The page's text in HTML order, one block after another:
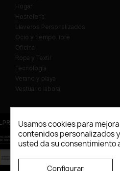
Hogar
Hostelería
Llaveros Personalizados
Ocio y tiempo libre
Oficina
Ropa y Textil
Tecnología
Verano y playa
Vestuario laboral
- 2026
Usamos cookies para
contenidos personalizados
usted da su consentimiento
Configurar